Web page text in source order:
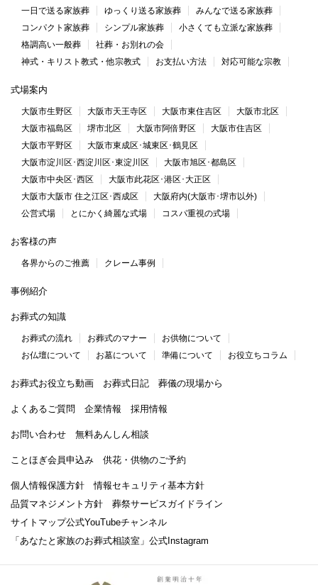
一日で送る家族葬 ゆっくり送る家族葬
みんなで送る家族葬
コンパクト家族葬
シンプル家族葬
小さくても立派な家族葬
格調高い一般葬
社葬・お別れの会
神式・キリスト教式・他宗教式
お支払い方法 対応可能な宗教
式場案内
大阪市生野区 大阪市天王寺区 大阪市東住吉区
大阪市北区
大阪市福島区
堺市北区 大阪市阿倍野区
大阪市住吉区
大阪市平野区
大阪市東成区･城東区･鶴見区
大阪市淀川区･西淀川区･東淀川区
大阪市旭区･都島区
大阪市中央区･西区
大阪市此花区･港区･大正区
大阪市大阪市 住之江区･西成区
大阪府内(大阪市･堺市以外)
公営式場
とにかく綺麗な式場 コスパ重視の式場
お客様の声
各界からのご推薦 クレーム事例
事例紹介
お葬式の知識
お葬式の流れ お葬式のマナー
お供物について
お仏壇について
お墓について 準備について お役立ちコラム
お葬式お役立ち動画 お葬式日記 葬儀の現場から
よくあるご質問 企業情報 採用情報
お問い合わせ 無料あんしん相談
ことほぎ会員申込み 供花・供物のご予約
個人情報保護方針
情報セキュリティ基本方針
品質マネジメント方針
葬祭サービスガイドライン
サイトマップ公式YouTubeチャンネル
「あなたと家族のお葬式相談室」 公式Instagram